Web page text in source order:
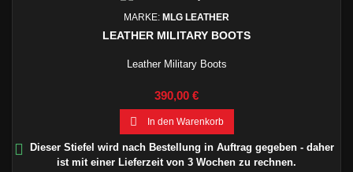
MARKE: MLG LEATHER
LEATHER MILITARY BOOTS
Leather Military Boots
Preis
390,00 €
 In den Warenkorb

Dieser Stiefel wird nach Bestellung in Auftrag gegeben - daher
ist mit einer Lieferzeit von 3 Wochen zu rechnen.